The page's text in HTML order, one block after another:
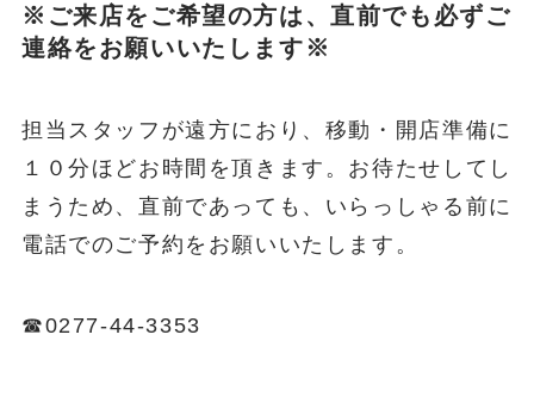
※ご来店をご希望の方は、直前でも必ずご
連絡をお願いいたします※
担当スタッフが遠方におり、移動・開店準備に
１０分ほどお時間を頂きます。お待たせしてし
まうため、直前であっても、いらっしゃる前に
電話でのご予約をお願いいたします。
☎0277-44-3353